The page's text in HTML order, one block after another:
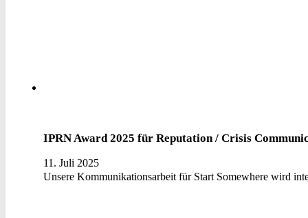
IPRN Award 2025 für Reputation / Crisis
11. Juli 2025
Unsere Kommunikationsarbeit für Start Somewhere wird